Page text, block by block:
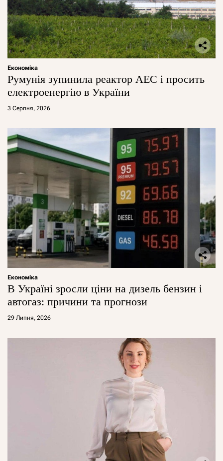
Економіка
Румунія зупинила реактор АЕС і просить
електроенергію в України
3 Серпня, 2026
Економіка
В Україні зросли ціни на дизель бензин і
автогаз: причини та прогнози
29 Липня, 2026